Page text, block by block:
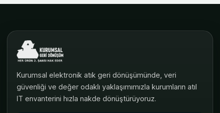
Kurumsal elektronik atık geri dönüşümünde, veri
güvenliği ve değer odaklı yaklaşımımızla kurumların atıl
IT envanterini hızla nakde dönüştürüyoruz.